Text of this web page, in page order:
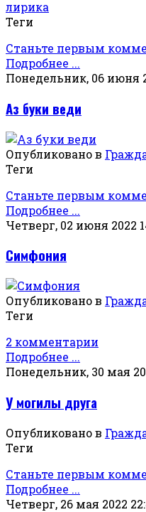
лирика
Теги
Станьте первым
Подробнее ...
Понедельник, 06 июня
Аз буки веди
Опубликовано в
Теги
Станьте первым
Подробнее ...
Четверг, 02 июня 2022
Симфония
Опубликовано в
Теги
2 комментарии
Подробнее ...
Понедельник, 30 мая
У могилы друга
Опубликовано в
Теги
Станьте первым
Подробнее ...
Четверг, 26 мая 2022